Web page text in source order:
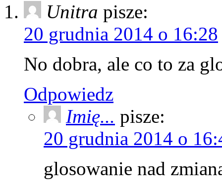
Unitra pisze:
20 grudnia 2014 o 16:28
No dobra, ale co to za
Odpowiedz
Imię... pisze:
20 grudnia 2014 o
glosowanie nad